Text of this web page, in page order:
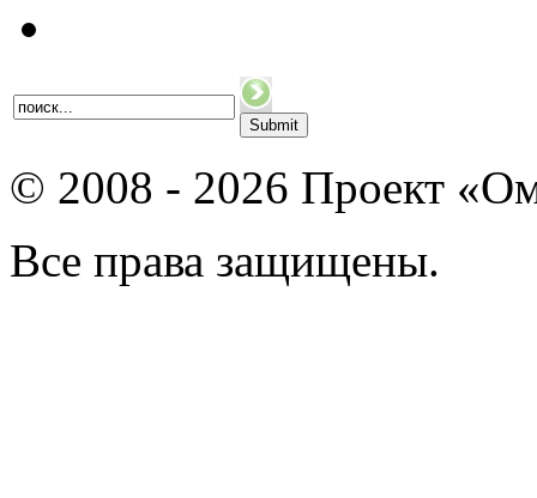
© 2008 - 2026 Проект
Все права защищены.